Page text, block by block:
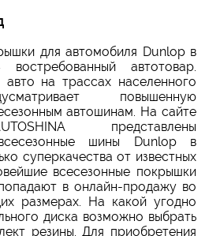
для автомобиля Dunlop в
автотовар.
на трассах населенного
повышенную
автошинам. На сайте
представлены
шины Dunlop в
суперкачества от известных
всесезонные покрышки
в онлайн-продажу во
размерах. На какой угодно
диска возможно выбрать
резины. Для приобретения